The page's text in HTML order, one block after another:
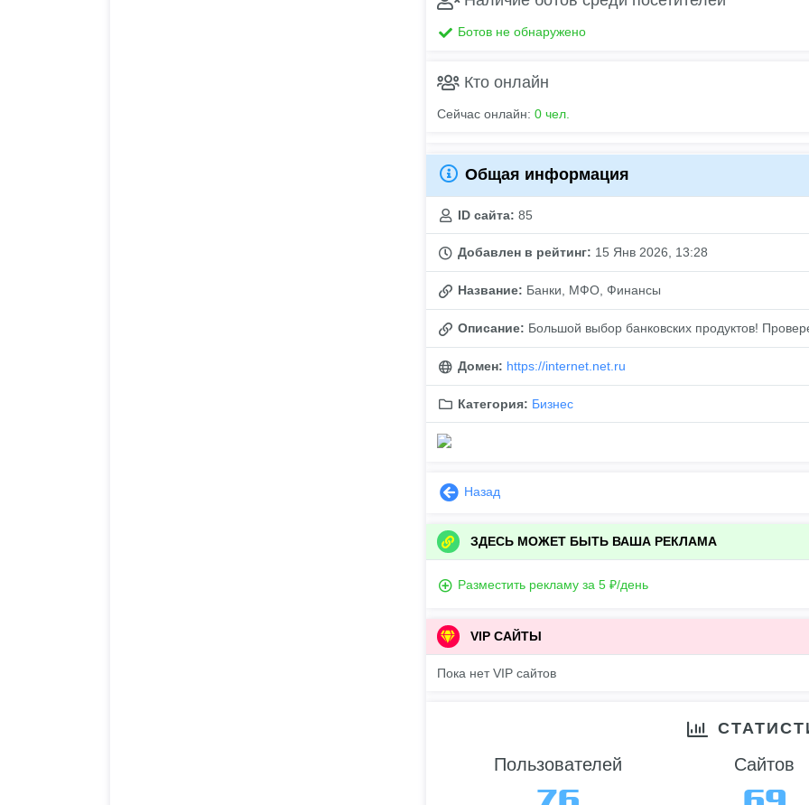
Ботов не обнаружено
Кто онлайн
Сейчас онлайн: 0 чел.
Общая информация
ID сайта: 85
Добавлен в рейтинг: 15 Янв 2026, 13:28
Название: Банки, МФО, Финансы
Описание: Большой выбор банковских продуктов!
Домен: https://internet.net.ru
Категория: Бизнес
Назад
ЗДЕСЬ МОЖЕТ БЫТЬ ВАША РЕКЛАМА
Разместить рекламу за 5 ₽/день
VIP САЙТЫ
Пока нет VIP сайтов
Пользователей Сайтов